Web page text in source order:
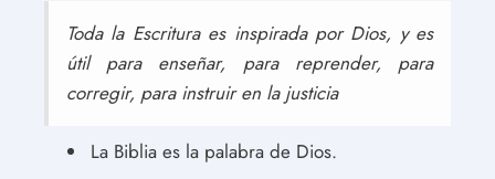
Toda la Escritura es inspirada por Dios, y es
útil para enseñar, para reprender, para
corregir, para instruir en la justicia
La Biblia es la palabra de Dios.